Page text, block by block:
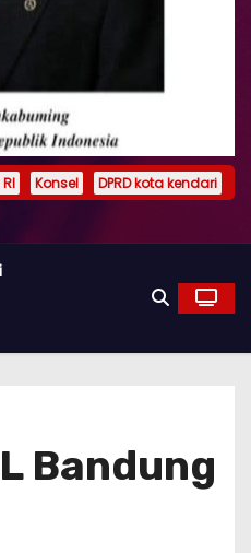
RI Konsel DPRD kota kendari
Bandung